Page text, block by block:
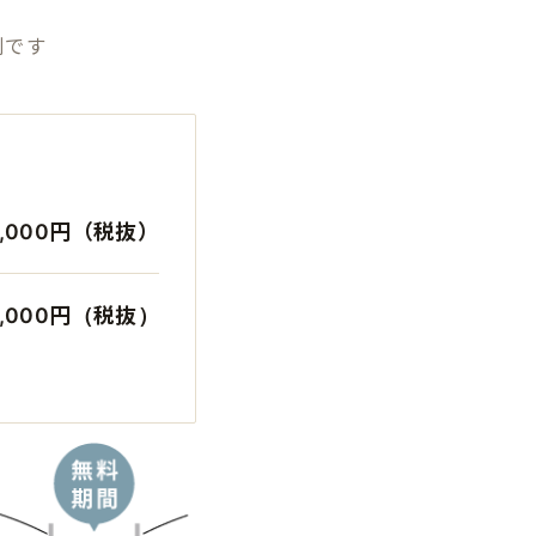
す
円（税抜）
円（税抜）